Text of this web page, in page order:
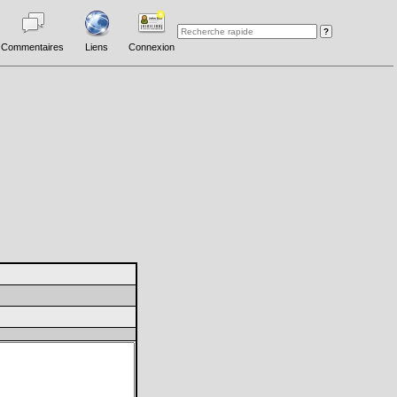
Commentaires Liens Connexion